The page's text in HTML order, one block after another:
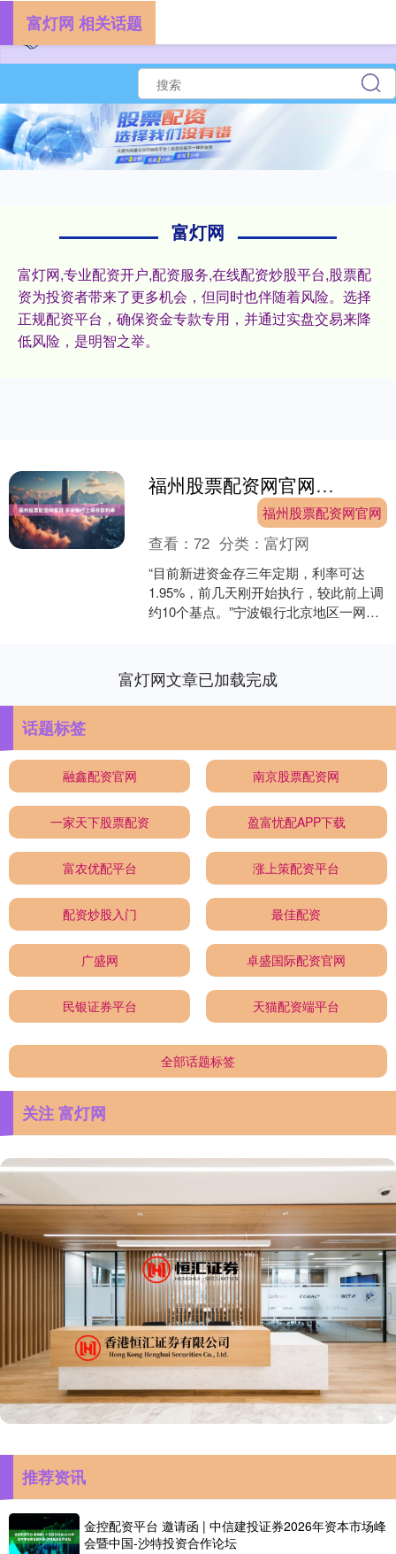
富灯网
富灯网,专业配资开户,配资服务,在线配资炒股平台,股票配
资为投资者带来了更多机会，但同时也伴随着风险。选择
正规配资平台，确保资金专款专用，并通过实盘交易来降
低风险，是明智之举。
富灯网 相关话题
福州股票配资网官网 多家银行上调存款利率
福州股票配资网官网
查看：72 分类：富灯网
“目前新进资金存三年定期，利率可达
1.95%，前几天刚开始执行，较此前上调
约10个基点。”宁波银行北京地区一网点
富灯网文章已加载完成
话题标签
融鑫配资官网 南京股票配资网
一家天下股票配资 盈富忧配APP下载
富农优配平台 涨上策配资平台
配资炒股入门 最佳配资
广盛网 卓盛国际配资官网
民银证券平台 天猫配资端平台
全部话题标签
关注 富灯网
推荐资讯
金控配资平台 邀请函 | 中信建投证券2026年资本市场峰
会暨中国-沙特投资合作论坛